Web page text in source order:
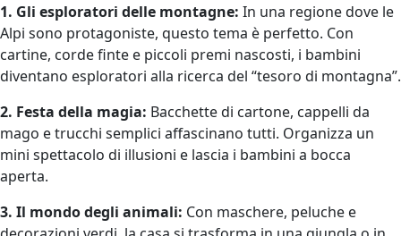
1. Gli esploratori delle montagne: In una regione dove le
Alpi sono protagoniste, questo tema è perfetto. Con
cartine, corde finte e piccoli premi nascosti, i bambini
diventano esploratori alla ricerca del “tesoro di montagna”.
2. Festa della magia: Bacchette di cartone, cappelli da
mago e trucchi semplici affascinano tutti. Organizza un
mini spettacolo di illusioni e lascia i bambini a bocca
aperta.
3. Il mondo degli animali: Con maschere, peluche e